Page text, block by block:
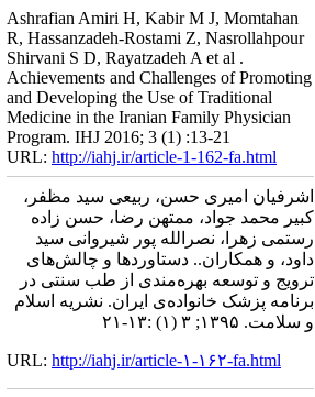
Ashrafian Amiri H, Kabir M J, Momtahan
R, Hassanzadeh-Rostami Z, Nasrollahpour
Shirvani S D, Rayatzadeh A et al .
Achievements and Challenges of Promoting
and Developing the Use of Traditional
Medicine in the Iranian Family Physician
Program. IHJ 2016; 3 (1) :13-21
URL: http://iahj.ir/article-1-162-fa.html
اشرفیان امیری حسن، ربیعی سید مظفر،
کبیر محمد جواد، ممتهن رضا، حسن زاده
رستمی زهرا، نصرالله پور شیروانی سید
داود، و همکاران.. دستاوردها و چالش‌های
ترویج و توسعه بهره‌مندی از طب سنتی در
برنامه پزشک خانواده‌ی ایران. نشریه اسلام
و سلامت. ۱۳۹۵; ۳ (۱) :۱۳-۲۱
URL: http://iahj.ir/article-۱-۱۶۲-fa.html